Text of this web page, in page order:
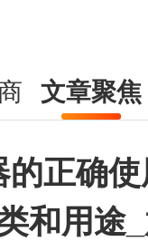
文章聚焦
的正确
和用途